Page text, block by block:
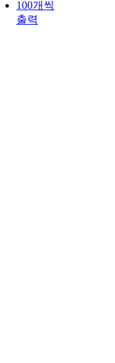
100개씩
출력